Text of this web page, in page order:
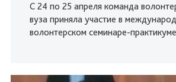
С 24 по 25 апреля команда
вуза приняла участие в
волонтерском семинаре-